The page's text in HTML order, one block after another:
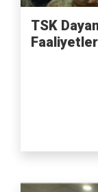
TSK